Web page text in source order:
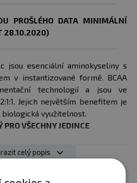
PROŠLÉHO DATA MINIMÁLNÍ
28.10.2020)
jsou esenciální aminokyseliny s
v instantizované formě. BCAA
technologií a jsou ve
Jejich největším benefitem je
využitelnost.
PRO VŠECHNY JEDINCE
LINE:
celý popis